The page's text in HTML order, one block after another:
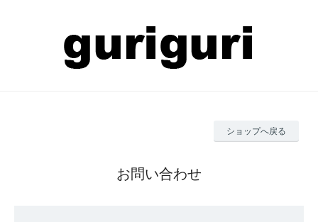
ショップへ戻る
お問い合わせ